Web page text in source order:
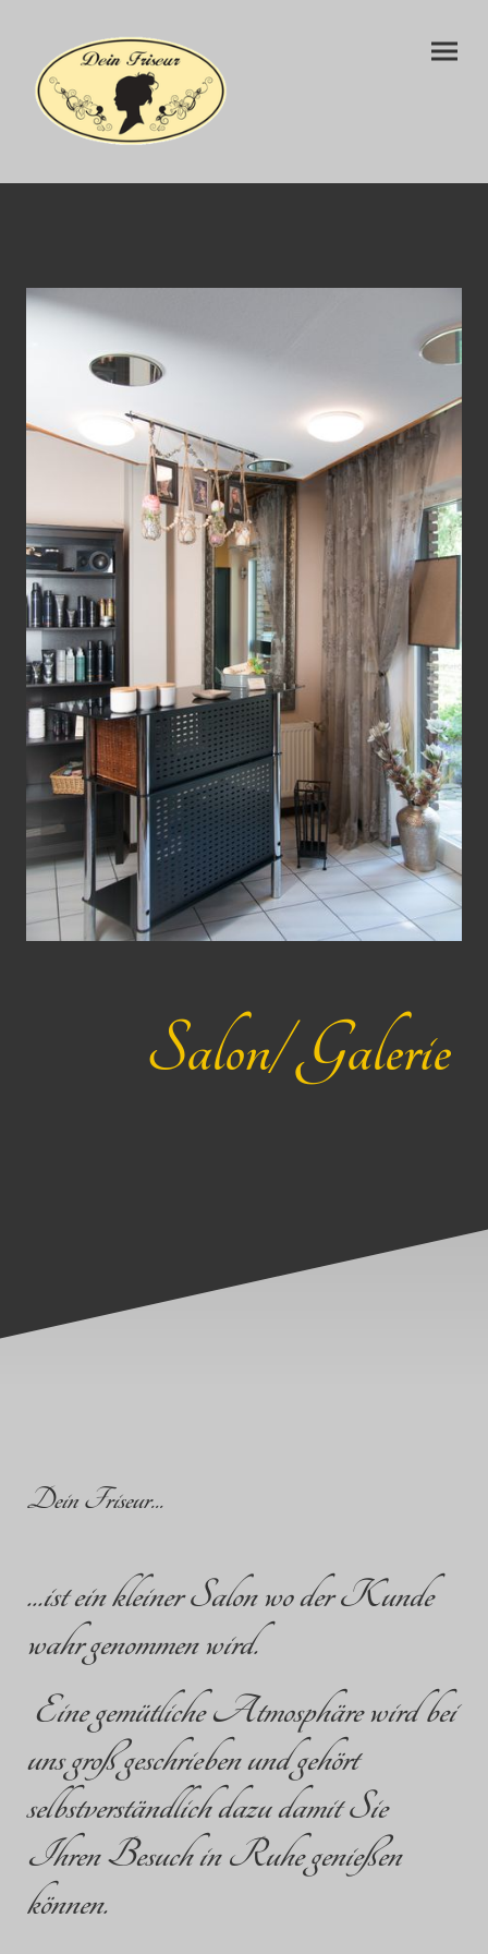
Salon/ Galerie
Dein Friseur...
...ist ein kleiner Salon wo der Kunde
wahr genommen wird.
Eine gemütliche Atmosphäre wird bei
uns groß geschrieben und gehört
selbstverständlich dazu damit Sie
Ihren Besuch in Ruhe genießen
können.